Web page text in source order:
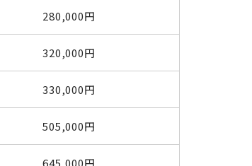
280,000円
320,000円
330,000円
505,000円